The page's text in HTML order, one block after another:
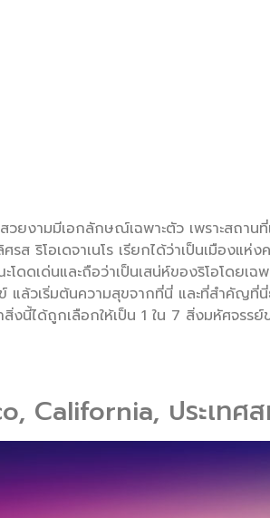
วยงามมีเอกลักษณ์เฉพาะตัว เพราะสถ
ริโอเดจาเนโร เรียกได้ว่าเป็นเมืองแ
เด่นและถือว่าเป็นเสน่ห์ของริโอโดยเฉ
แล้วเริ่มต้นความสุขจากที่นี่ และที่สำคั
นี้ได้ถูกเลือกให้เป็น 1 ใน 7 สิ่งมหัศจรร
California, ประเทศส